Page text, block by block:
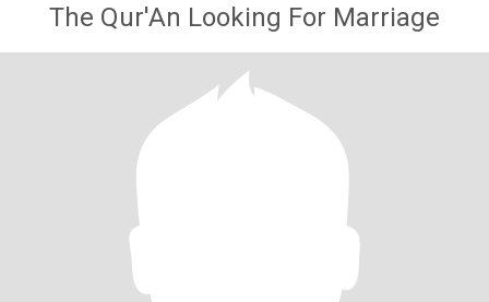
The Qur'An Looking For Marriage